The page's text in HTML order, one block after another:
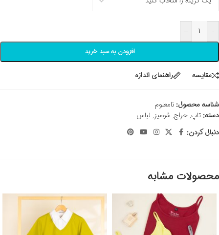
-
+
افزودن به سبد خرید
مقايسه راهنمای اندازه
شناسه محصول: نامعلوم
دسته: تاپ,حراج, شومیز, لباس
دنبال کردن:
محصولات مشابه